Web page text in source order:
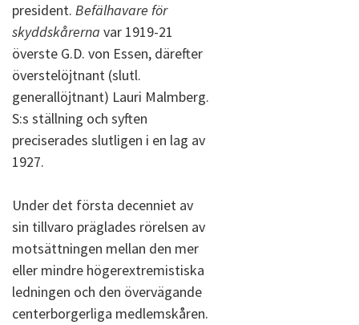
president. Befälhavare för
skyddskårerna var 1919-21
överste G.D. von Essen, därefter
överstelöjtnant (slutl.
generallöjtnant) Lauri Malmberg.
S:s ställning och syften
preciserades slutligen i en lag av
1927.
Under det första decenniet av
sin tillvaro präglades rörelsen av
motsättningen mellan den mer
eller mindre högerextremistiska
ledningen och den övervägande
centerborgerliga medlemskåren.